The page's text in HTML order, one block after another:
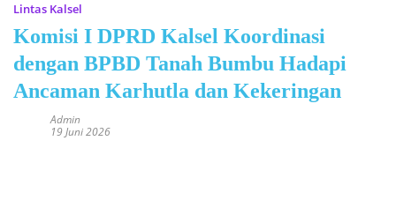
Lintas Kalsel
Komisi I DPRD Kalsel Koordinasi
dengan BPBD Tanah Bumbu Hadapi
Ancaman Karhutla dan Kekeringan
Admin
19 Juni 2026